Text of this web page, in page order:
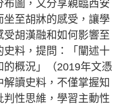
圖，又分享親臨西安
坐至胡牀的感受，讓學
胡漢融和如何影響至
料，提問：「闡述十
概況」（2019年文憑
讀史料，不僅掌握知
性思維，學習主動性